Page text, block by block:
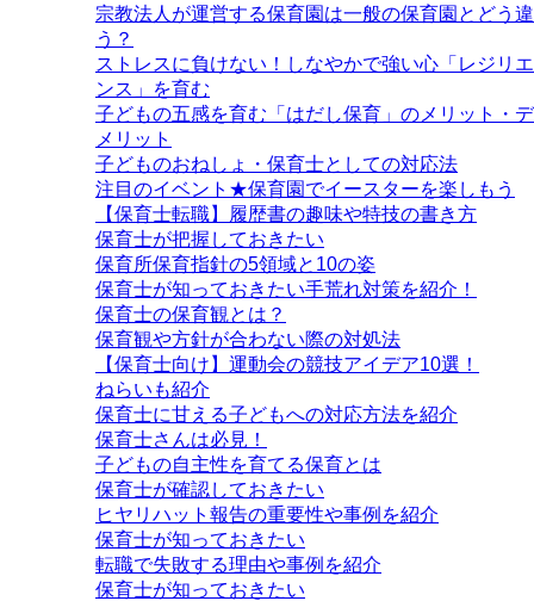
宗教法人が運営する保育園は一般の保育園とどう違
う？
ストレスに負けない！しなやかで強い心「レジリエ
ンス」を育む
子どもの五感を育む「はだし保育」のメリット・デ
メリット
子どものおねしょ・保育士としての対応法
注目のイベント★保育園でイースターを楽しもう
【保育士転職】履歴書の趣味や特技の書き方
保育士が把握しておきたい
保育所保育指針の5領域と10の姿
保育士が知っておきたい手荒れ対策を紹介！
保育士の保育観とは？
保育観や方針が合わない際の対処法
【保育士向け】運動会の競技アイデア10選！
ねらいも紹介
保育士に甘える子どもへの対応方法を紹介
保育士さんは必見！
子どもの自主性を育てる保育とは
保育士が確認しておきたい
ヒヤリハット報告の重要性や事例を紹介
保育士が知っておきたい
転職で失敗する理由や事例を紹介
保育士が知っておきたい